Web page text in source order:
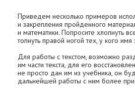
Приведем несколько примеров
и закрепления пройденного
и математики. Попросите хлопнуть
топнуть правой ногой тех, у кого имя
Для работы с текстом, возможно
им части текста, для его
не просто дан им из учебника, он
дальнейшей работы с ним более